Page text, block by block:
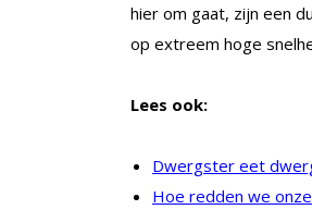
hier om gaat, zijn een
op extreem hoge
Lees ook:
Dwergster eet
Hoe redden we